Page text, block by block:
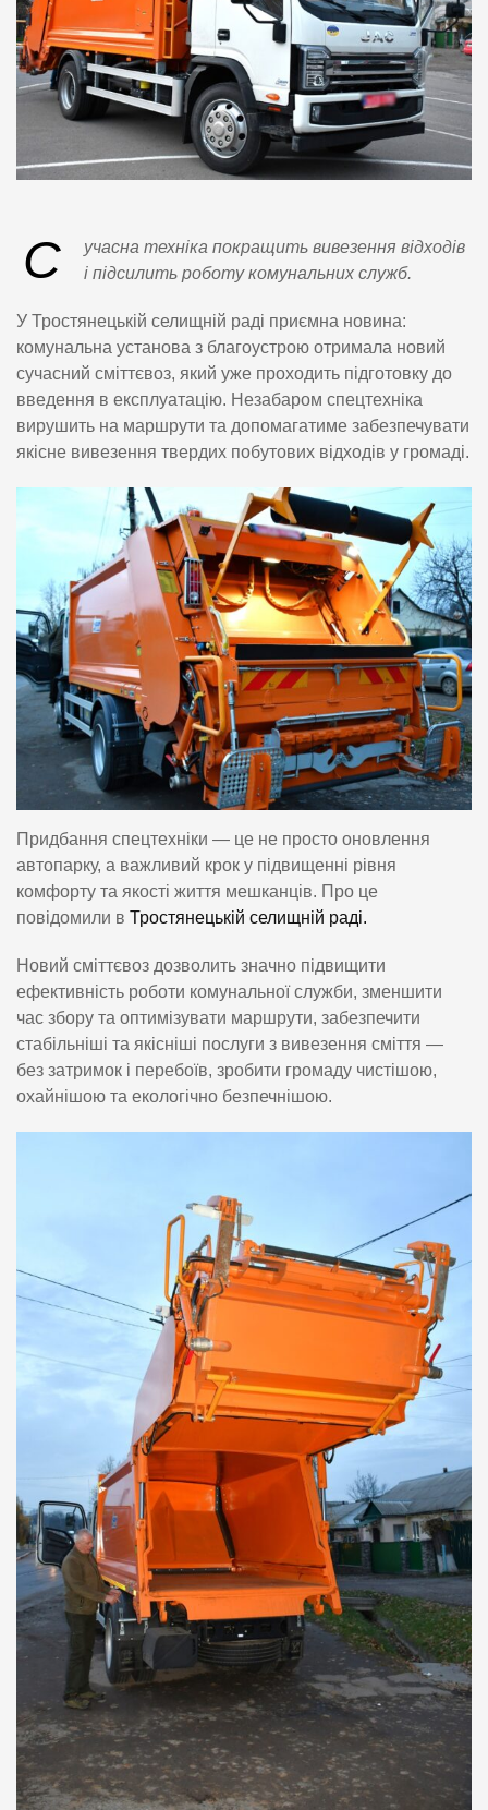
С
учасна техніка покращить вивезення відходів
і підсилить роботу комунальних служб.
У Тростянецькій селищній раді приємна новина:
комунальна установа з благоустрою отримала новий
сучасний сміттєвоз, який уже проходить підготовку до
введення в експлуатацію. Незабаром спецтехніка
вирушить на маршрути та допомагатиме забезпечувати
якісне вивезення твердих побутових відходів у громаді.
Придбання спецтехніки — це не просто оновлення
автопарку, а важливий крок у підвищенні рівня
комфорту та якості життя мешканців. Про це
повідомили в Тростянецькій селищній раді.
Новий сміттєвоз дозволить значно підвищити
ефективність роботи комунальної служби, зменшити
час збору та оптимізувати маршрути, забезпечити
стабільніші та якісніші послуги з вивезення сміття —
без затримок і перебоїв, зробити громаду чистішою,
охайнішою та екологічно безпечнішою.